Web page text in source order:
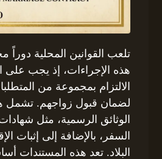
تلعب القوانين المحلية دوراً
هذه الإجراءات، إذ يجب على
الالتزام بمجموعة من
لضمان قبول زواجهم. تشمل
الوثائق الرسمية، مثل
السفر، بالإضافة إلى إثبات
البلاد. تعد هذه المستندات